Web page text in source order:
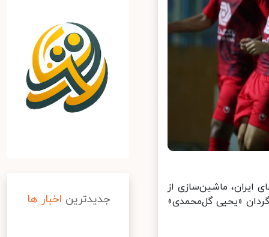
ماشین‌سازی از
«یحیی گل‌محمدی»
جدیدترین اخبار ها